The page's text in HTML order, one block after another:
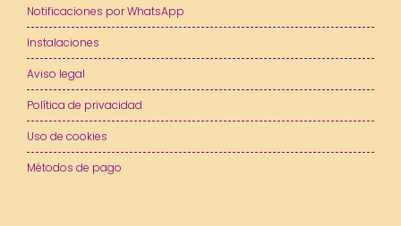
Notificaciones por WhatsApp
Instalaciones
Aviso legal
Política de privacidad
Uso de cookies
Métodos de pago